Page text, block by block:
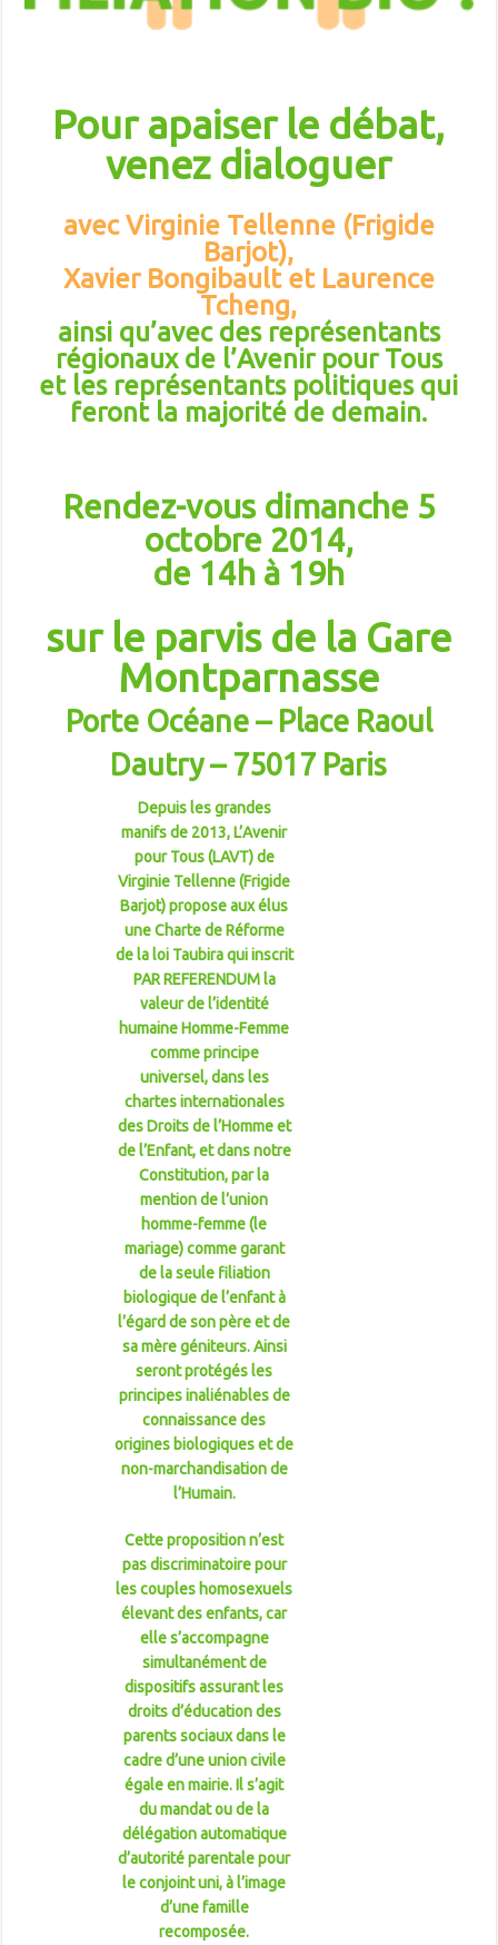
Pour apaiser le débat,
venez dialoguer
avec Virginie Tellenne (Frigide
Barjot),
Xavier Bongibault et Laurence
Tcheng,
ainsi qu’avec des représentants
régionaux de l’Avenir pour Tous
et les représentants politiques qui
feront la majorité de demain.
Rendez-vous dimanche 5
octobre 2014,
de 14h à 19h
sur le parvis de la Gare
Montparnasse
Porte Océane – Place Raoul
Dautry – 75017 Paris
Depuis les grandes
manifs de 2013, L’Avenir
pour Tous (LAVT) de
Virginie Tellenne (Frigide
Barjot) propose aux élus
une Charte de Réforme
de la loi Taubira qui inscrit
PAR REFERENDUM la
valeur de l’identité
humaine Homme-Femme
comme principe
universel, dans les
chartes internationales
des Droits de l’Homme et
de l’Enfant, et dans notre
Constitution, par la
mention de l’union
homme-femme (le
mariage) comme garant
de la seule filiation
biologique de l’enfant à
l’égard de son père et de
sa mère géniteurs. Ainsi
seront protégés les
principes inaliénables de
connaissance des
origines biologiques et de
non-marchandisation de
l’Humain.
Cette proposition n’est
pas discriminatoire pour
les couples homosexuels
élevant des enfants, car
elle s’accompagne
simultanément de
dispositifs assurant les
droits d’éducation des
parents sociaux dans le
cadre d’une union civile
égale en mairie. Il s’agit
du mandat ou de la
délégation automatique
d’autorité parentale pour
le conjoint uni, à l’image
d’une famille
recomposée.